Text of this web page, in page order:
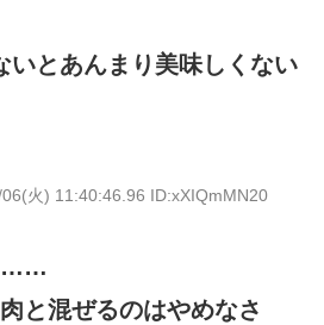
いとあんまり美味しくない
火) 11:40:46.96 ID:xXIQmMN20
……
と混ぜるのはやめなさ